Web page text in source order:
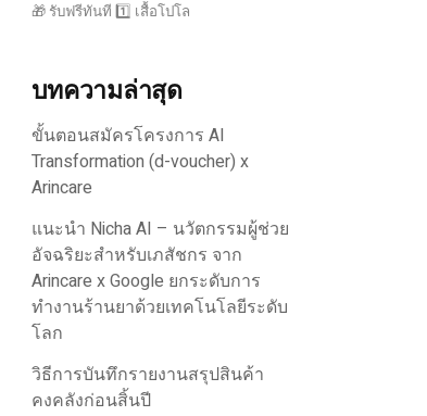
🎁 รับฟรีทันที 1️⃣ เสื้อโปโล
บทความล่าสุด
ขั้นตอนสมัครโครงการ AI
Transformation (d-voucher) x
Arincare
แนะนำ Nicha AI – นวัตกรรมผู้ช่วย
อัจฉริยะสำหรับเภสัชกร จาก
Arincare x Google ยกระดับการ
ทำงานร้านยาด้วยเทคโนโลยีระดับ
โลก
วิธีการบันทึกรายงานสรุปสินค้า
คงคลังก่อนสิ้นปี